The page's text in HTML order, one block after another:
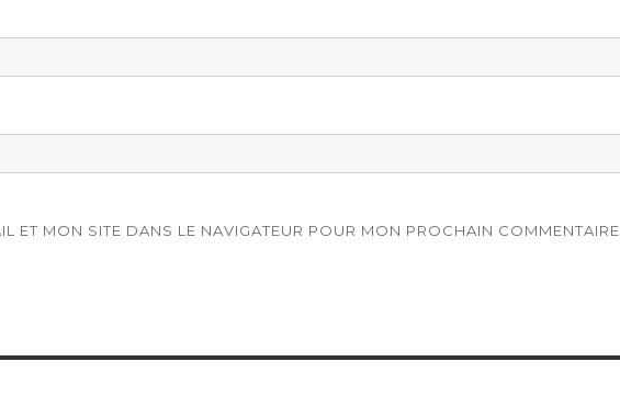
ET MON SITE DANS LE NAVIGATEUR POUR MON PROCHAIN COMMENTAIRE.